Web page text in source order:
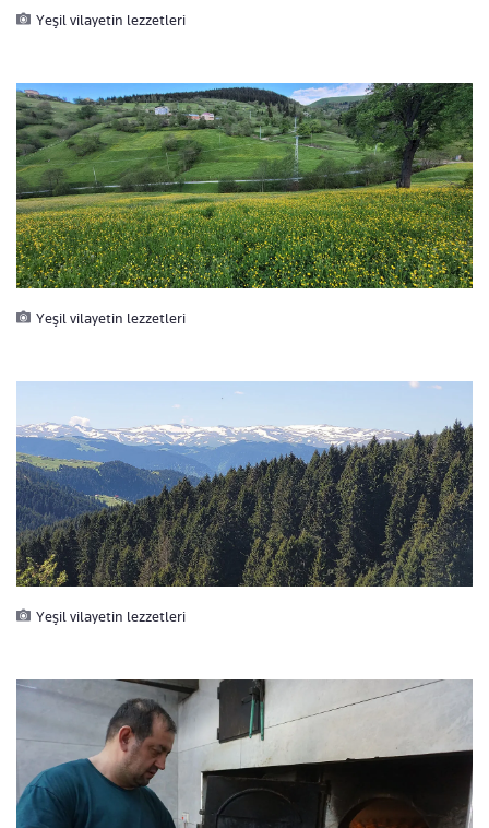
Yeşil vilayetin lezzetleri
Yeşil vilayetin lezzetleri
Yeşil vilayetin lezzetleri